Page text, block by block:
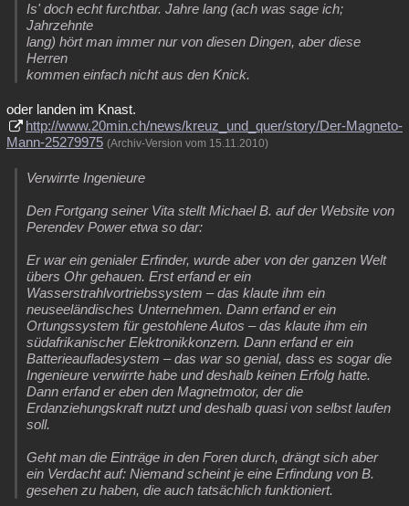
Is' doch echt furchtbar. Jahre lang (ach was sage ich;
Jahrzehnte
lang) hört man immer nur von diesen Dingen, aber diese
Herren
kommen einfach nicht aus den Knick.
oder landen im Knast.
http://www.20min.ch/news/kreuz_und_quer/story/Der-Magneto-
Mann-25279975 (Archiv-Version vom 15.11.2010)
Verwirrte Ingenieure
Den Fortgang seiner Vita stellt Michael B. auf der Website von
Perendev Power etwa so dar:
Er war ein genialer Erfinder, wurde aber von der ganzen Welt
übers Ohr gehauen. Erst erfand er ein
Wasserstrahlvortriebssystem – das klaute ihm ein
neuseeländisches Unternehmen. Dann erfand er ein
Ortungssystem für gestohlene Autos – das klaute ihm ein
südafrikanischer Elektronikkonzern. Dann erfand er ein
Batterieaufladesystem – das war so genial, dass es sogar die
Ingenieure verwirrte habe und deshalb keinen Erfolg hatte.
Dann erfand er eben den Magnetmotor, der die
Erdanziehungskraft nutzt und deshalb quasi von selbst laufen
soll.
Geht man die Einträge in den Foren durch, drängt sich aber
ein Verdacht auf: Niemand scheint je eine Erfindung von B.
gesehen zu haben, die auch tatsächlich funktioniert.